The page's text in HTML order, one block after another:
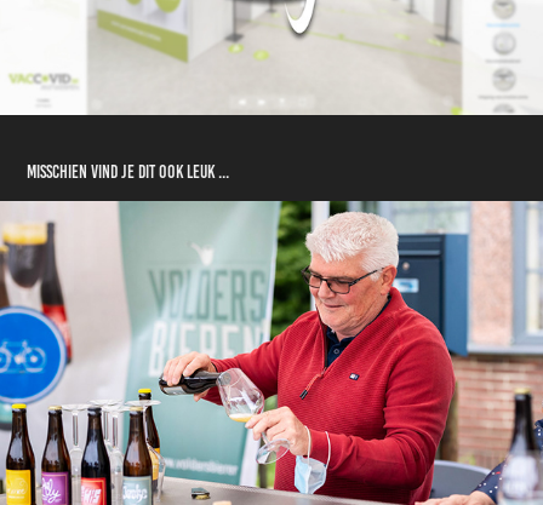
Misschien vind je dit ook leuk ...
Eco- en Boerenmarkt